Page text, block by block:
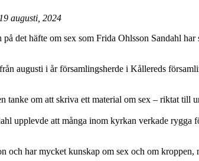
augusti, 2024
det häfte om sex som Frida Ohlsson Sandahl
augusti i år församlingsherde i Kållereds
tanke om att skriva ett material om sex – riktat
upplevde att många inom kyrkan verkade
har mycket kunskap om sex och om kroppen,